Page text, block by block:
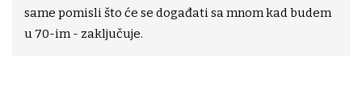
same pomisli što će se događati sa mnom kad budem
u 70-im - zaključuje.